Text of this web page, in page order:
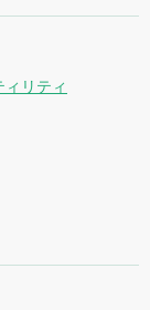
リティ